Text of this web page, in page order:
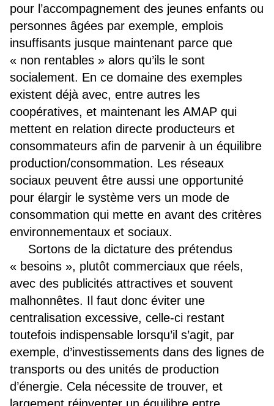
pour l’accompagnement des jeunes enfants ou
personnes âgées par exemple, emplois
insuffisants jusque maintenant parce que
« non rentables » alors qu’ils le sont
socialement. En ce domaine des exemples
existent déjà avec, entre autres les
coopératives, et maintenant les AMAP qui
mettent en relation directe producteurs et
consommateurs afin de parvenir à un équilibre
production/consommation. Les réseaux
sociaux peuvent être aussi une opportunité
pour élargir le système vers un mode de
consommation qui mette en avant des critères
environnementaux et sociaux.
Sortons de la dictature des prétendus
« besoins », plutôt commerciaux que réels,
avec des publicités attractives et souvent
malhonnêtes. Il faut donc éviter une
centralisation excessive, celle-ci restant
toutefois indispensable lorsqu’il s’agit, par
exemple, d’investissements dans des lignes de
transports ou des unités de production
d’énergie. Cela nécessite de trouver, et